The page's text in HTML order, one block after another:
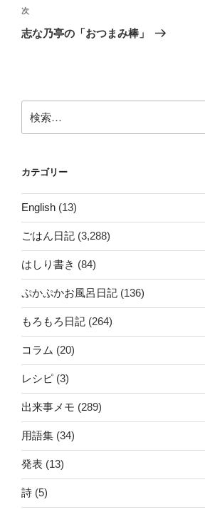
ビ
ゲ
ン
稿
次
の
次
志な乃亭の「おつまみ棒」
索:
カテゴリー
English (13)
ごはん日記 (3,288)
はしり書き (84)
ぷかぷかお風呂日記 (136)
もろもろ日記 (264)
コラム (20)
レシピ (3)
出来事メモ (289)
用語集 (34)
発表 (13)
詩 (5)